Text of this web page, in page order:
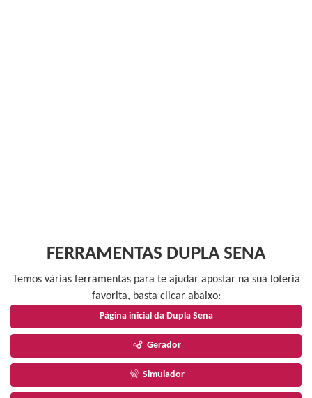
FERRAMENTAS DUPLA SENA
Temos várias ferramentas para te ajudar apostar na sua loteria
favorita, basta clicar abaixo:
Página inicial da Dupla Sena
Gerador
Simulador